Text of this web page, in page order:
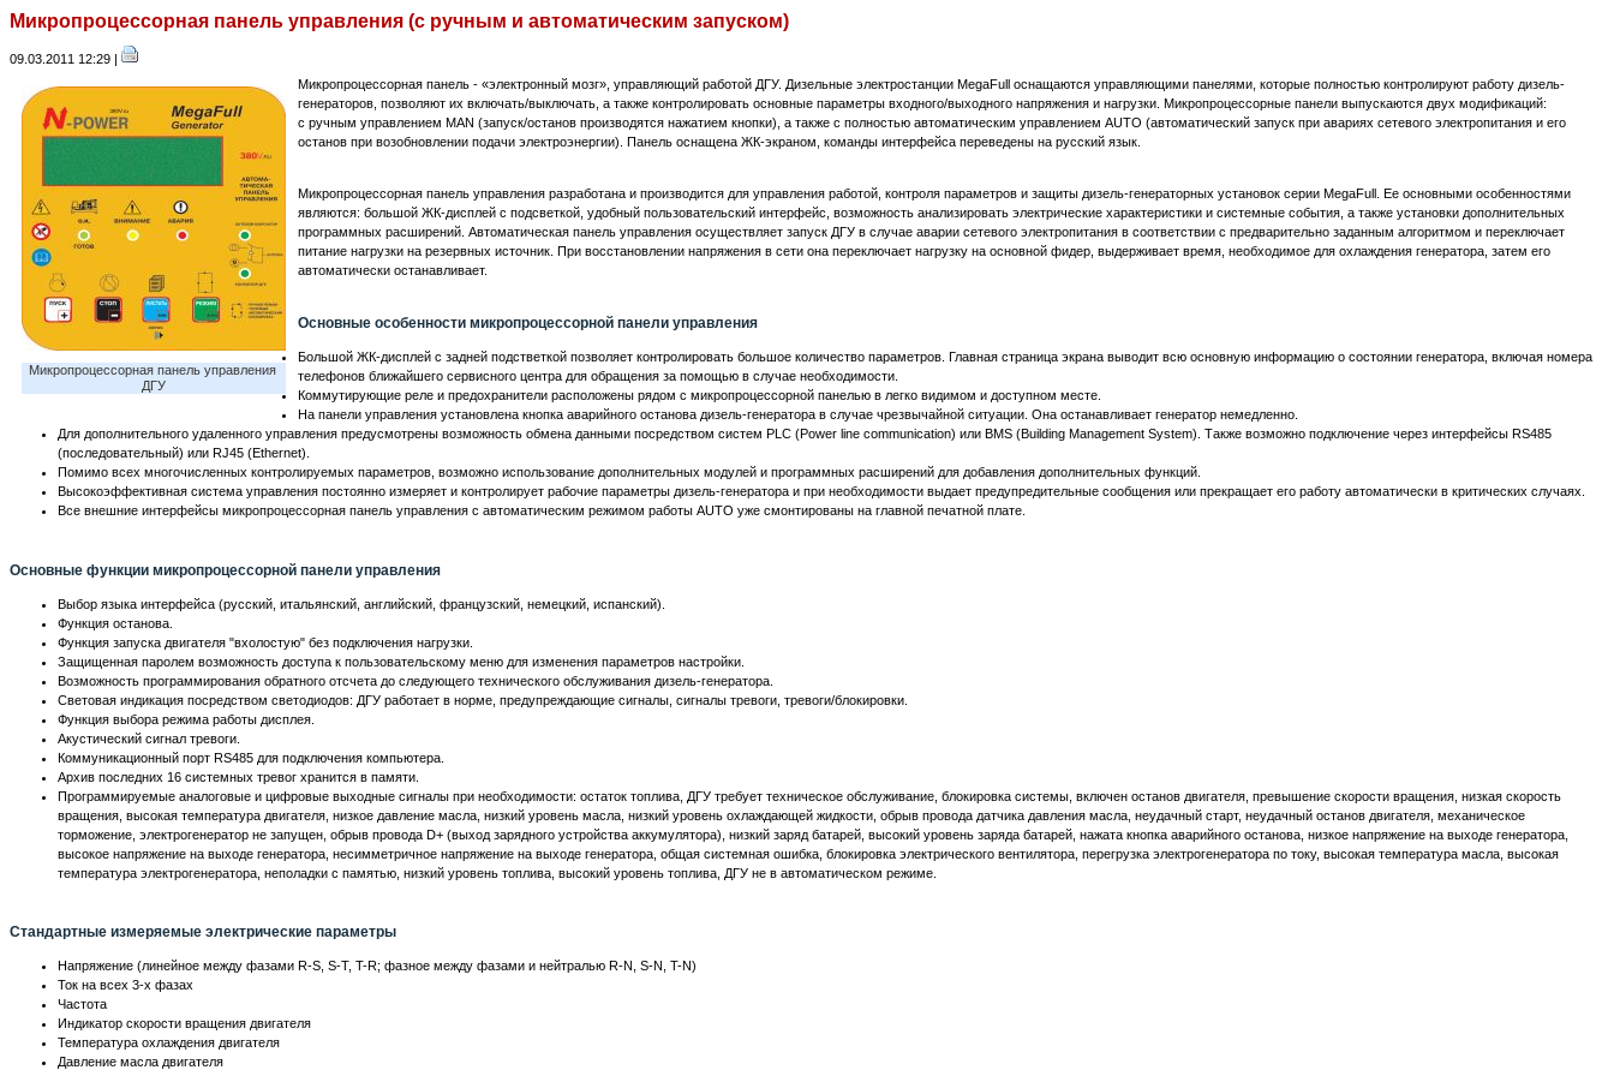
Микропроцессорная панель управления (с ручным и автоматическим запуском)
09.03.2011 12:29 |
Микропроцессорная панель управления
ДГУ
Микропроцессорная панель - «электронный мозг», управляющий работой ДГУ. Дизельные электростанции MegaFull оснащаются управляющими панелями, которые полностью контролируют работу дизель-
генераторов, позволяют их включать/выключать, а также контролировать основные параметры входного/выходного напряжения и нагрузки. Микропроцессорные панели выпускаются двух модификаций:
с ручным управлением MAN (запуск/останов производятся нажатием кнопки), а также с полностью автоматическим управлением AUTO (автоматический запуск при авариях сетевого электропитания и его
останов при возобновлении подачи электроэнергии). Панель оснащена ЖК-экраном, команды интерфейса переведены на русский язык.
Микропроцессорная панель управления разработана и производится для управления работой, контроля параметров и защиты дизель-генераторных установок серии MegaFull. Ее основными особенностями
являются: большой ЖК-дисплей с подсветкой, удобный пользовательский интерфейс, возможность анализировать электрические характеристики и системные события, а также установки дополнительных
программных расширений. Автоматическая панель управления осуществляет запуск ДГУ в случае аварии сетевого электропитания в соответствии с предварительно заданным алгоритмом и переключает
питание нагрузки на резервных источник. При восстановлении напряжения в сети она переключает нагрузку на основной фидер, выдерживает время, необходимое для охлаждения генератора, затем его
автоматически останавливает.
Основные особенности микропроцессорной панели управления
Большой ЖК-дисплей с задней подстветкой позволяет контролировать большое количество параметров. Главная страница экрана выводит всю основную информацию о состоянии генератора, включая номера
телефонов ближайшего сервисного центра для обращения за помощью в случае необходимости.
Коммутирующие реле и предохранители расположены рядом с микропроцессорной панелью в легко видимом и доступном месте.
На панели управления установлена кнопка аварийного останова дизель-генератора в случае чрезвычайной ситуации. Она останавливает генератор немедленно.
Для дополнительного удаленного управления предусмотрены возможность обмена данными посредством систем PLC (Power line communication) или BMS (Building Management System). Также возможно подключение через интерфейсы RS485
(последовательный) или RJ45 (Ethernet).
Помимо всех многочисленных контролируемых параметров, возможно использование дополнительных модулей и программных расширений для добавления дополнительных функций.
Высокоэффективная система управления постоянно измеряет и контролирует рабочие параметры дизель-генератора и при необходимости выдает предупредительные сообщения или прекращает его работу автоматически в критических случаях.
Все внешние интерфейсы микропроцессорная панель управления с автоматическим режимом работы AUTO уже смонтированы на главной печатной плате.
Основные функции микропроцессорной панели управления
Выбор языка интерфейса (русский, итальянский, английский, французский, немецкий, испанский).
Функция останова.
Функция запуска двигателя "вхолостую" без подключения нагрузки.
Защищенная паролем возможность доступа к пользовательскому меню для изменения параметров настройки.
Возможность программирования обратного отсчета до следующего технического обслуживания дизель-генератора.
Световая индикация посредством светодиодов: ДГУ работает в норме, предупреждающие сигналы, сигналы тревоги, тревоги/блокировки.
Функция выбора режима работы дисплея.
Акустический сигнал тревоги.
Коммуникационный порт RS485 для подключения компьютера.
Архив последних 16 системных тревог хранится в памяти.
Программируемые аналоговые и цифровые выходные сигналы при необходимости: остаток топлива, ДГУ требует техническое обслуживание, блокировка системы, включен останов двигателя, превышение скорости вращения, низкая скорость
вращения, высокая температура двигателя, низкое давление масла, низкий уровень масла, низкий уровень охлаждающей жидкости, обрыв провода датчика давления масла, неудачный старт, неудачный останов двигателя, механическое
торможение, электрогенератор не запущен, обрыв провода D+ (выход зарядного устройства аккумулятора), низкий заряд батарей, высокий уровень заряда батарей, нажата кнопка аварийного останова, низкое напряжение на выходе генератора,
высокое напряжение на выходе генератора, несимметричное напряжение на выходе генератора, общая системная ошибка, блокировка электрического вентилятора, перегрузка электрогенератора по току, высокая температура масла, высокая
температура электрогенератора, неполадки с памятью, низкий уровень топлива, высокий уровень топлива, ДГУ не в автоматическом режиме.
Стандартные измеряемые электрические параметры
Напряжение (линейное между фазами R-S, S-T, T-R; фазное между фазами и нейтралью R-N, S-N, T-N)
Ток на всех 3-х фазах
Частота
Индикатор скорости вращения двигателя
Температура охлаждения двигателя
Давление масла двигателя